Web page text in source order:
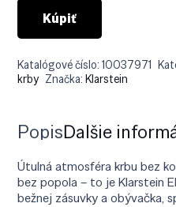
Kúpiť
Katalógové číslo:10037971
krby Značka:Klarstein
PopisĎalšie
Útulná atmosféra krbu bez
bez popola – to je Klarstein
bežnej zásuvky a obývačka,